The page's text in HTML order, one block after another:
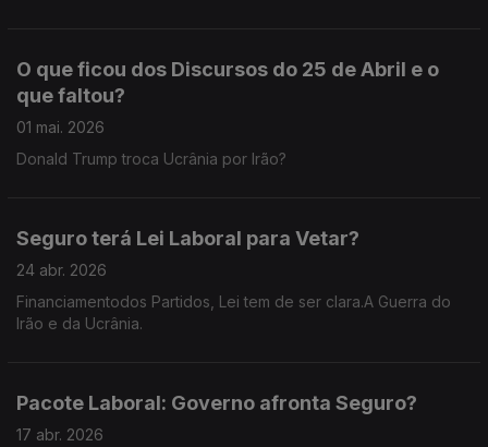
O que ficou dos Discursos do 25 de Abril e o
que faltou?
01 mai. 2026
Donald Trump troca Ucrânia por Irão?
Seguro terá Lei Laboral para Vetar?
24 abr. 2026
Financiamentodos Partidos, Lei tem de ser clara.A Guerra do
Irão e da Ucrânia.
Pacote Laboral: Governo afronta Seguro?
17 abr. 2026